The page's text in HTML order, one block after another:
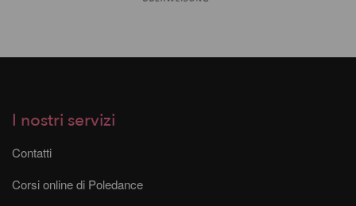
I nostri servizi
Contatti
Corsi online di Poledance